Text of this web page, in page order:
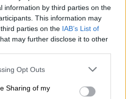
information by third parties on the
This information may
parties on the IAB’s List of
may further disclose it to other
Opt Outs
Sharing of my
el proyecto de
de ESO